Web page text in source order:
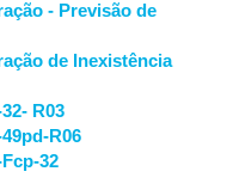
- Previsão de
de Inexistência
R03
R06
32